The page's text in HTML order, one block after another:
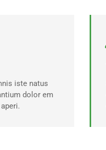
iste natus
dolor em